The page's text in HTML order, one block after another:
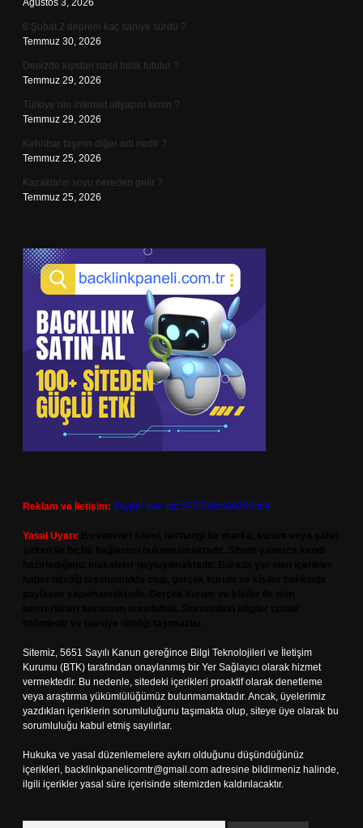
Ağustos 3, 2026
6 Şubat 2 deprem kaç saniye sürdü ?
Temmuz 30, 2026
Denizde kıyıdan nasıl balık tutulur ?
Temmuz 29, 2026
Türkiye’nin internet altyapısı kimin ?
Temmuz 29, 2026
Kehribar taşının diğer adı nedir ?
Temmuz 25, 2026
Kazakların soyu nereden gelir ?
Temmuz 25, 2026
Reklam ve İletişim: Skype: live:.cid.575569c608265c69
Yasal Uyarı:
Sitemiz, 5651 Sayılı Kanun gereğince Bilgi Teknolojileri ve İletişim
Kurumu (BTK) tarafından onaylanmış bir Yer Sağlayıcı olarak hizmet
vermektedir. Bu nedenle, sitedeki içerikleri proaktif olarak denetleme
veya araştırma yükümlülüğümüz bulunmamaktadır. Ancak, üyelerimiz
yazdıkları içeriklerin sorumluluğunu taşımakta olup, siteye üye olarak bu
sorumluluğu kabul etmiş sayılırlar.
Hukuka ve yasal düzenlemelere aykırı olduğunu düşündüğünüz
içerikleri, backlinkpanelicomtr@gmail.com adresine bildirmeniz halinde,
ilgili içerikler yasal süre içerisinde sitemizden kaldırılacaktır.